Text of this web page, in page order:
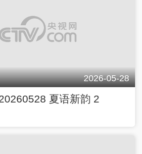
2026-05-28
夏语新韵 2